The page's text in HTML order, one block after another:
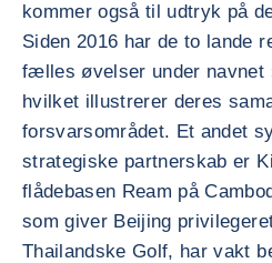
kommer også til udtryk på
Siden 2016 har de to lande
fælles øvelser under navnet
hvilket illustrerer deres
forsvarsområdet. Et andet
strategiske partnerskab er
flådebasen Ream på
som giver Beijing
Thailandske Golf, har vakt